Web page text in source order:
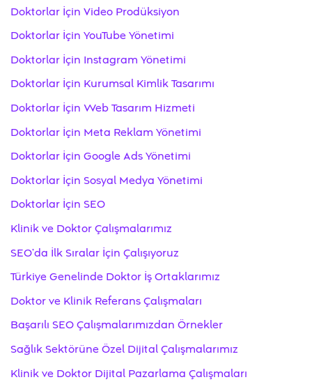
Doktorlar İçin Video Prodüksiyon
Doktorlar İçin YouTube Yönetimi
Doktorlar İçin Instagram Yönetimi
Doktorlar İçin Kurumsal Kimlik Tasarımı
Doktorlar İçin Web Tasarım Hizmeti
Doktorlar İçin Meta Reklam Yönetimi
Doktorlar İçin Google Ads Yönetimi
Doktorlar İçin Sosyal Medya Yönetimi
Doktorlar İçin SEO
Klinik ve Doktor Çalışmalarımız
SEO’da İlk Sıralar İçin Çalışıyoruz
Türkiye Genelinde Doktor İş Ortaklarımız
Doktor ve Klinik Referans Çalışmaları
Başarılı SEO Çalışmalarımızdan Örnekler
Sağlık Sektörüne Özel Dijital Çalışmalarımız
Klinik ve Doktor Dijital Pazarlama Çalışmaları